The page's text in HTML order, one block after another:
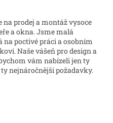
na prodej a montáž vysoce
a okna. Jsme malá
poctivé práci a osobním
Naše vášeň pro design a
vám nabízeli jen ty
nejnáročnější požadavky.